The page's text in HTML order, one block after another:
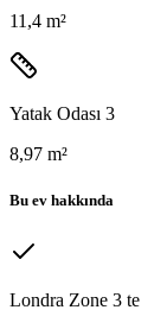
11,4 m²
Yatak Odası 3
8,97 m²
Bu ev hakkında
Londra Zone 3 te